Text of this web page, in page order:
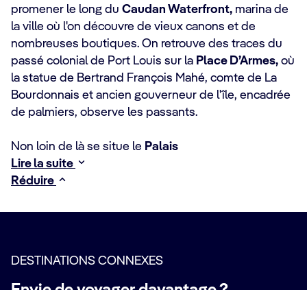
promener le long du Caudan Waterfront, marina de
la ville où l'on découvre de vieux canons et de
nombreuses boutiques. On retrouve des traces du
passé colonial de Port Louis sur la Place D’Armes, où
la statue de Bertrand François Mahé, comte de La
Bourdonnais et ancien gouverneur de l'île, encadrée
de palmiers, observe les passants.
Non loin de là se situe le Palais
Lire la suite
Réduire
DESTINATIONS CONNEXES